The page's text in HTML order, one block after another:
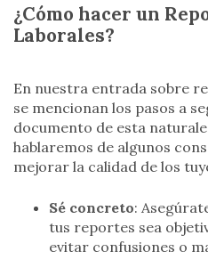
¿Cómo hacer un
Laborales?
En nuestra entrada sobre
se mencionan los pasos a
documento de esta
hablaremos de algunos
mejorar la calidad de los
Sé concreto:
tus reportes sea
evitar confusiones o